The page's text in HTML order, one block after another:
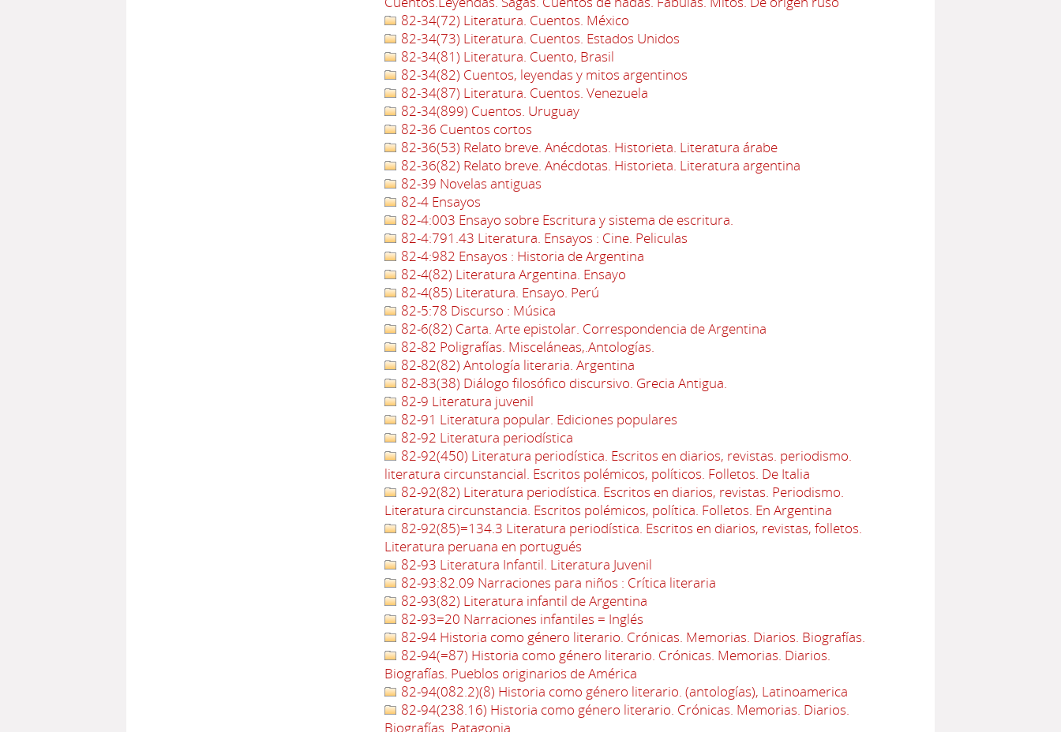
82-34(72) Literatura. Cuentos. México
82-34(73) Literatura. Cuentos. Estados Unidos
82-34(81) Literatura. Cuento, Brasil
82-34(82) Cuentos, leyendas y mitos argentinos
82-34(87) Literatura. Cuentos. Venezuela
82-34(899) Cuentos. Uruguay
82-36 Cuentos cortos
82-36(53) Relato breve. Anécdotas. Historieta. Literatura árabe
82-36(82) Relato breve. Anécdotas. Historieta. Literatura argentina
82-39 Novelas antiguas
82-4 Ensayos
82-4:003 Ensayo sobre Escritura y sistema de escritura.
82-4:791.43 Literatura. Ensayos : Cine. Peliculas
82-4:982 Ensayos : Historia de Argentina
82-4(82) Literatura Argentina. Ensayo
82-4(85) Literatura. Ensayo. Perú
82-5:78 Discurso : Música
82-6(82) Carta. Arte epistolar. Correspondencia de Argentina
82-82 Poligrafías. Misceláneas,.Antologías.
82-82(82) Antología literaria. Argentina
82-83(38) Diálogo filosófico discursivo. Grecia Antigua.
82-9 Literatura juvenil
82-91 Literatura popular. Ediciones populares
82-92 Literatura periodística
82-92(450) Literatura periodística. Escritos en diarios, revistas. periodismo.
literatura circunstancial. Escritos polémicos, políticos. Folletos. De Italia
82-92(82) Literatura periodística. Escritos en diarios, revistas. Periodismo.
Literatura circunstancia. Escritos polémicos, política. Folletos. En Argentina
82-92(85)=134.3 Literatura periodística. Escritos en diarios, revistas, folletos.
Literatura peruana en portugués
82-93 Literatura Infantil. Literatura Juvenil
82-93:82.09 Narraciones para niños : Crítica literaria
82-93(82) Literatura infantil de Argentina
82-93=20 Narraciones infantiles = Inglés
82-94 Historia como género literario. Crónicas. Memorias. Diarios. Biografías.
82-94(=87) Historia como género literario. Crónicas. Memorias. Diarios.
Biografías. Pueblos originarios de América
82-94(082.2)(8) Historia como género literario. (antologías), Latinoamerica
82-94(238.16) Historia como género literario. Crónicas. Memorias. Diarios.
Biografías. Patagonia